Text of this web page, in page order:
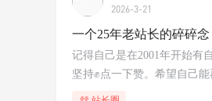
2026-3-21
一个25年老站长的碎碎念
记得自己是在2001年开始有
坚持✊点一下赞。希望自己